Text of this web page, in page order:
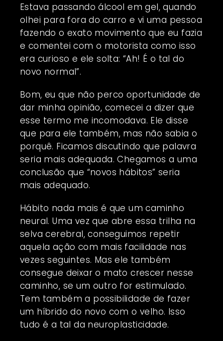
Estava passando álcool em gel, quando
olhei para fora do carro e vi uma pessoa
fazendo o exato movimento que eu fazia
e comentei com o motorista como isso
era curioso e ele solta: “Ah! É o tal do
novo normal”.
Bom, eu que não perco oportunidade de
dar minha opinião, comecei a dizer que
esse termo me incomodava. Ele disse
que para ele também, mas não sabia o
porquê. Ficamos discutindo que palavra
seria mais adequada. Chegamos a uma
conclusão que “novos hábitos” seria
mais adequado.
Hábito nada mais é que um caminho
neural. Uma vez que abre essa trilha na
selva cerebral, conseguimos repetir
aquela ação com mais facilidade nas
vezes seguintes. Mas ele também
consegue deixar o mato crescer nesse
caminho, se um outro for estimulado.
Tem também a possibilidade de fazer
um híbrido do novo com o velho. Isso
tudo é a tal da neuroplasticidade.